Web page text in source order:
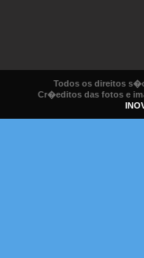
Todos os direitos
Cr�editos das fotos e